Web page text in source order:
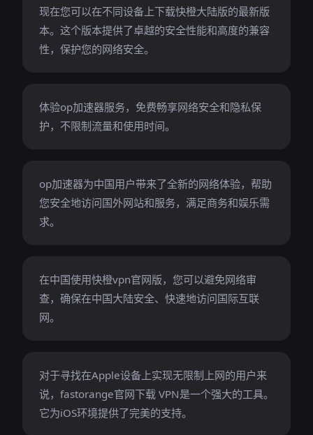
现在您可以在不同设备上下载快橙大陆版的最新版
本。这个版本提供了卓越的安全性能和高度的兼容
性，保护您的网络安全。
体验op加速器服务，免费畅享网络安全和隐私保
护，不限制流量和使用时间。
op加速器为中国用户带来了全新的网络体验，帮助
您安全地访问国外网站和服务，满足商务和娱乐需
求。
在中国使用快橙vpn官网版，您可以避免网络审
查，确保在中国大陆安全、快速地访问国际互联
网。
对于寻找在Apple设备上实现无限制上网的用户来
说，fastorange官网下载 VPN是一个强大的工具。
它为iOS环境提供了完美的支持。